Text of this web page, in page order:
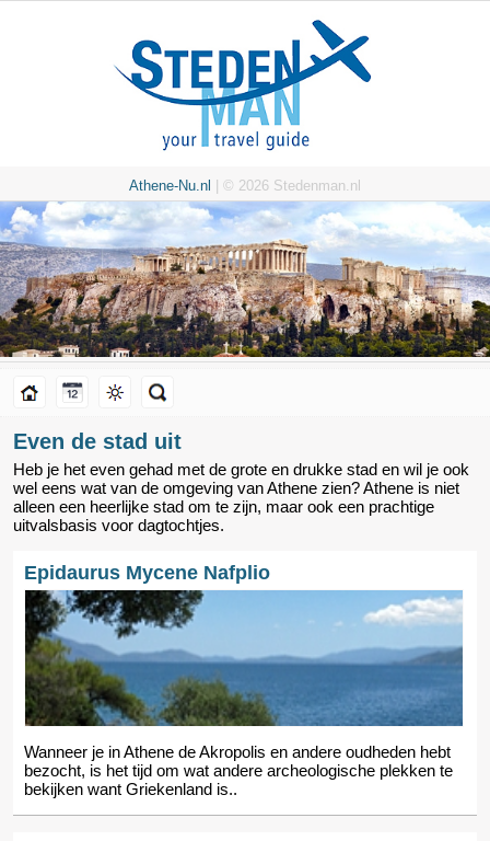
Athene-Nu.nl | © 2026 Stedenman.nl
Even de stad uit
Heb je het even gehad met de grote en drukke stad en wil je ook
wel eens wat van de omgeving van Athene zien? Athene is niet
alleen een heerlijke stad om te zijn, maar ook een prachtige
uitvalsbasis voor dagtochtjes.
Epidaurus Mycene Nafplio
Wanneer je in Athene de Akropolis en andere oudheden hebt
bezocht, is het tijd om wat andere archeologische plekken te
bekijken want Griekenland is..